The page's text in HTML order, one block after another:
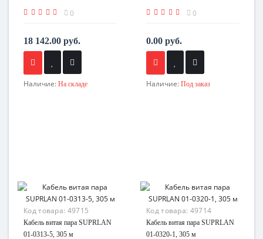
0
18 142.00 руб.
Наличие: На складе
0
0.00 руб.
Наличие: Под заказ
Код товара: 49715
Кабель витая пара SUPRLAN
01-0313-5, 305 м
Код товара: 49714
Кабель витая пара SUPRLAN
01-0320-1, 305 м